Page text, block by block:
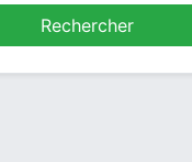
Rechercher